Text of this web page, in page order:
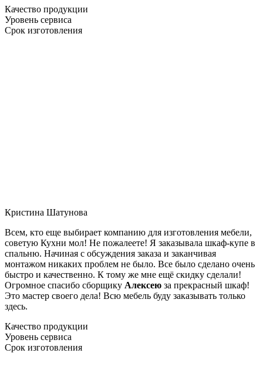
Качество продукции
Уровень сервиса
Срок изготовления
Кристина Шатунова
Всем, кто еще выбирает компанию для изготовления мебели,
советую Кухни мол! Не пожалеете! Я заказывала шкаф-купе в
спальню. Начиная с обсуждения заказа и заканчивая
монтажом никаких проблем не было. Все было сделано очень
быстро и качественно. К тому же мне ещё скидку сделали!
Огромное спасибо сборщику Алексею за прекрасный шкаф!
Это мастер своего дела! Всю мебель буду заказывать только
здесь.
Качество продукции
Уровень сервиса
Срок изготовления